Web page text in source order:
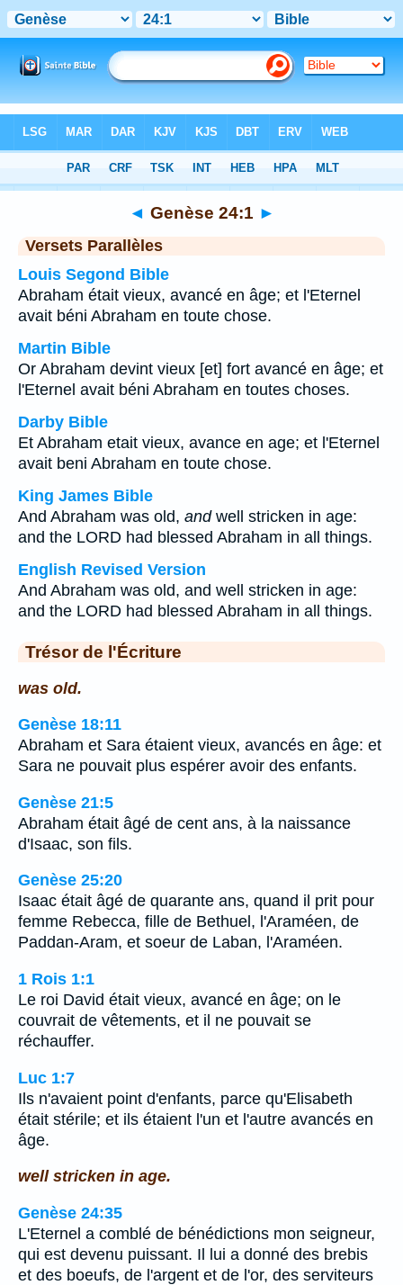
Chapitre 24 > Verset 1
◄ Genèse 24:1 ►
Versets Parallèles
Louis Segond Bible
Abraham était vieux, avancé en âge; et l'Eternel
avait béni Abraham en toute chose.
Martin Bible
Or Abraham devint vieux [et] fort avancé en âge; et
l'Eternel avait béni Abraham en toutes choses.
Darby Bible
Et Abraham etait vieux, avance en age; et l'Eternel
avait beni Abraham en toute chose.
King James Bible
And Abraham was old, andwell stricken in age:
and the LORD had blessed Abraham in all things.
English Revised Version
And Abraham was old, and well stricken in age:
and the LORD had blessed Abraham in all things.
Trésor de l'Écriture
was old.
Genèse 18:11
Abraham et Sara étaient vieux, avancés en âge: et
Sara ne pouvait plus espérer avoir des enfants.
Genèse 21:5
Abraham était âgé de cent ans, à la naissance
d'Isaac, son fils.
Genèse 25:20
Isaac était âgé de quarante ans, quand il prit pour
femme Rebecca, fille de Bethuel, l'Araméen, de
Paddan-Aram, et soeur de Laban, l'Araméen.
1 Rois 1:1
Le roi David était vieux, avancé en âge; on le
couvrait de vêtements, et il ne pouvait se
réchauffer.
Luc 1:7
Ils n'avaient point d'enfants, parce qu'Elisabeth
était stérile; et ils étaient l'un et l'autre avancés en
âge.
well stricken in age.
Genèse 24:35
L'Eternel a comblé de bénédictions mon seigneur,
qui est devenu puissant. Il lui a donné des brebis
et des boeufs, de l'argent et de l'or, des serviteurs